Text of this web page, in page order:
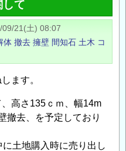
して
09/21(土) 08:07
体 撤去 擁壁 間知石 土木 コ
ます。
高さ135ｃｍ、幅14m
撤去、を予定しており
土地購入時に売り出し